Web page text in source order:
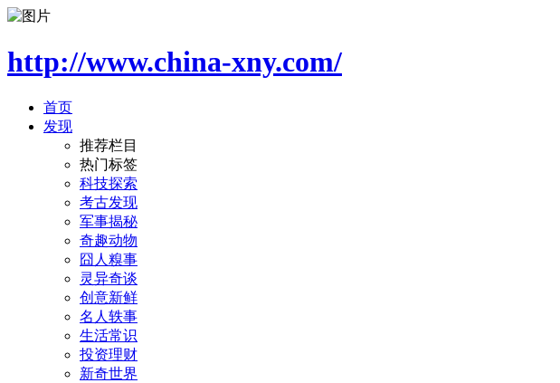
http://www.china-xny.com/
首页
发现
推荐栏目
热门标签
科技探索
考古发现
军事揭秘
奇趣动物
囧人糗事
灵异奇谈
创意新鲜
名人轶事
生活常识
投资理财
新奇世界